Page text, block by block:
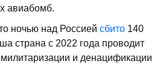
авиабомб.
ночью над Россией сбито 140
страна с 2022 года проводит
и денацификации